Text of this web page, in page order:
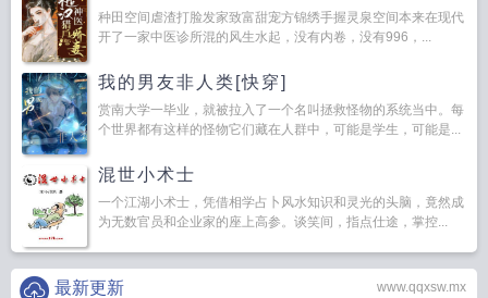
种田空间虐渣打脸发家致富甜宠方锦绣手握灵泉空间本来在现代
开了一家中医诊所混的风生水起，没有内卷，没有996，...
我的男友非人类[快穿]
赏南大学一毕业，就被拉入了一个名叫拯救怪物的系统当中。每
个世界都有这样的怪物它们藏在人群中，可能是学生，可能是...
混世小术士
一个江湖小术士，凭借相学占卜风水知识和灵光的头脑，竟然成
为无数官员和企业家的座上高参。谈笑间，指点仕途，掌控...
www.qqxsw.mx
最新更新